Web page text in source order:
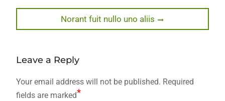
Next
post:
Norant fuit nullo uno aliis
Leave a Reply
Your email address will not be published. Required
fields are marked*